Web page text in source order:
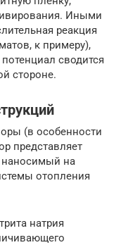
Иными
реакция
к примеру),
сводится
стороне.
(в особенности
представляет
наносимый на
отопления
натрия